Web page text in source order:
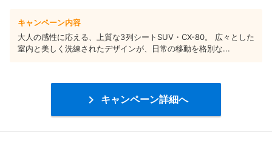
キャンペーン内容
大人の感性に応える、上質な3列シートSUV・CX-80。 広々とした
室内と美しく洗練されたデザインが、日常の移動を格別な...
 キャンペーン詳細へ